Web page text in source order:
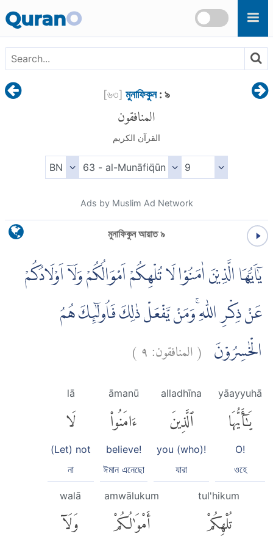
QuranO
[৬৩] মুনাফিকুন: ৯
المنافقون
القرآن الكريم
Ads by Muslim Ad Network
মুনাফিকুন আয়াত ৯
يٰٓاَيُّهَا الَّذِيْنَ اٰمَنُوْا لَا تُلْهِكُمْ اَمْوَالُكُمْ وَلَآ اَوْلَادُكُمْ
عَنْ ذِكْرِ اللّٰهِ ۚوَمَنْ يَّفْعَلْ ذٰلِكَ فَاُولٰۤىِٕكَ هُمُ
الْخٰسِرُوْنَ (المنافقون:٩)
yāayyuhā
يَٰٓأَيُّهَا
O!
ওহে
alladhīna
ٱلَّذِينَ
you (who)!
যারা
āmanū
ءَامَنُوا۟
believe!
ঈমান এনেছো
lā
لَا
(Let) not
না
tul'hikum
تُلْهِكُمْ
amwālukum
أَمْوَٰلُكُمْ
walā
وَلَآ